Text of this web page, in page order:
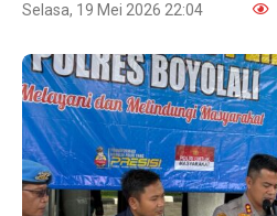
Selasa, 19 Mei 2026 22:04